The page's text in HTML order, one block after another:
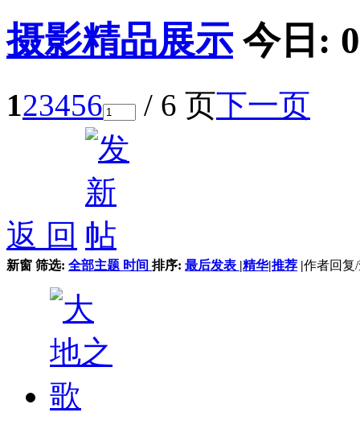
摄影精品展示 今日: 0
123456 / 6 页下一页
返 回
新窗 筛选: 全部主题 时间 排序: 最后发表 |精华|推荐 |作者回复